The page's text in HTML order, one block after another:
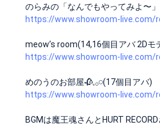
のらみの「なんでもやってみよ〜
https://www.showroom-live.com/
meow’s room(14,16個目アバ 2Dモ
https://www.showroom-live.com/
めのうのお部屋🥀𓈒𓂂𓏸(17個目アバ)
https://www.showroom-live.com/
BGMは魔王魂さんとHURT